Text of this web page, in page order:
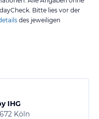
Bitte lies vor der
des jeweiligen
IHG
Köln